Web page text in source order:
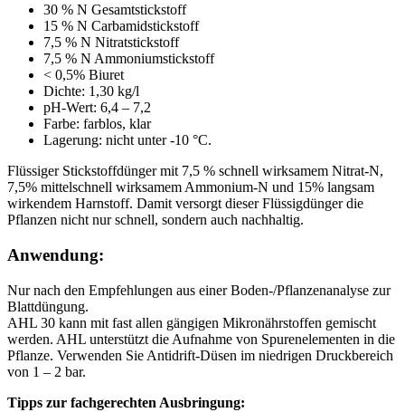
30 % N Gesamtstickstoff
15 % N Carbamidstickstoff
7,5 % N Nitratstickstoff
7,5 % N Ammoniumstickstoff
< 0,5% Biuret
Dichte: 1,30 kg/l
pH-Wert: 6,4 – 7,2
Farbe: farblos, klar
Lagerung: nicht unter -10 °C.
Flüssiger Stickstoffdünger mit 7,5 % schnell wirksamem Nitrat-N,
7,5% mittelschnell wirksamem Ammonium-N und 15% langsam
wirkendem Harnstoff. Damit versorgt dieser Flüssigdünger die
Pflanzen nicht nur schnell, sondern auch nachhaltig.
Anwendung:
Nur nach den Empfehlungen aus einer Boden-/Pflanzenanalyse zur
Blattdüngung.
AHL 30 kann mit fast allen gängigen Mikronährstoffen gemischt
werden. AHL unterstützt die Aufnahme von Spurenelementen in die
Pflanze. Verwenden Sie Antidrift-Düsen im niedrigen Druckbereich
von 1 – 2 bar.
Tipps zur fachgerechten Ausbringung: